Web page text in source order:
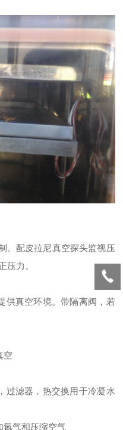
配皮拉尼真空探头监视压
压力。
真空环境。带隔离阀，若
空
滤器，热交换用于冷凝水
气和压缩空气